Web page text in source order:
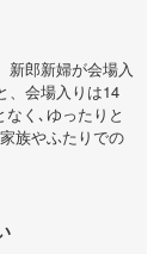
新郎新婦が会場入
、会場入りは14
く､ゆったりと
族やふたりでの